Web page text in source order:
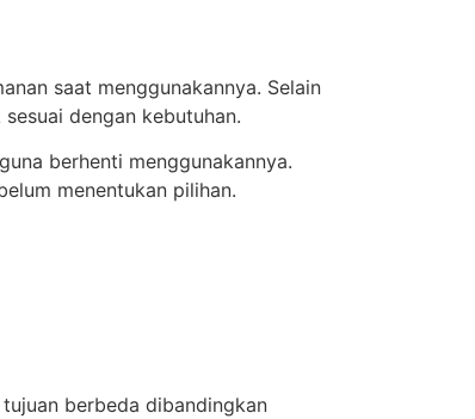
saat menggunakannya. Selain
dengan kebutuhan.
berhenti menggunakannya.
menentukan pilihan.
berbeda dibandingkan